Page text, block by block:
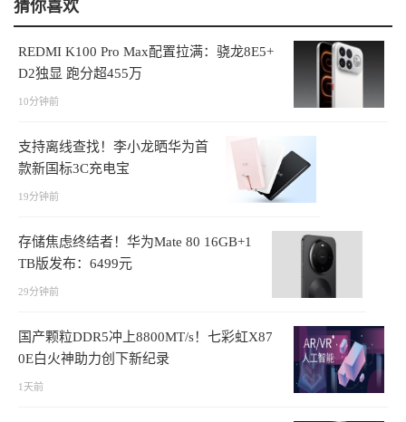
猜你喜欢
REDMI K100 Pro Max配置拉满：骁龙8E5+
D2独显 跑分超455万
10分钟前
支持离线查找！李小龙晒华为首
款新国标3C充电宝
19分钟前
存储焦虑终结者！华为Mate 80 16GB+1
TB版发布：6499元
29分钟前
国产颗粒DDR5冲上8800MT/s！七彩虹X87
0E白火神助力创下新纪录
1天前